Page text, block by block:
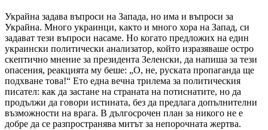
Украйна задава въпроси на Запада, но има и въпроси за
Украйна. Много украинци, както и много хора на Запад, си
задават тези въпроси насаме. Но когато предложих на един
украински политически анализатор, който изразяваше остро
скептично мнение за президента Зеленски, да напиша за тези
опасения, реакцията му беше: „О, не, руската пропаганда ще
подхване това!“ Ето една вечна трилема за политическия
писател: как да застане на страната на потиснатите, но да
продължи да говори истината, без да предлага допълнителни
възможности на врага. В дългосрочен план за никого не е
добре да се разпространява митът за непорочната жертва.